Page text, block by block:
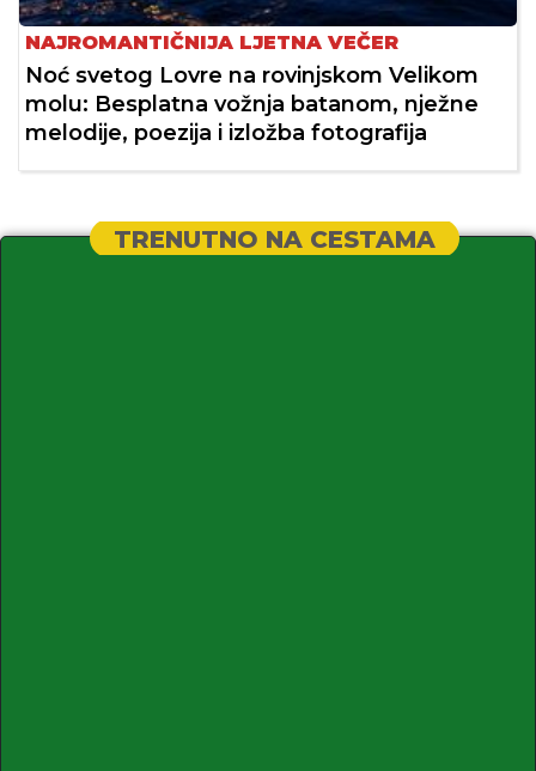
NAJROMANTIČNIJA LJETNA VEČER
Noć svetog Lovre na rovinjskom Velikom
molu: Besplatna vožnja batanom, nježne
melodije, poezija i izložba fotografija
TRENUTNO NA CESTAMA